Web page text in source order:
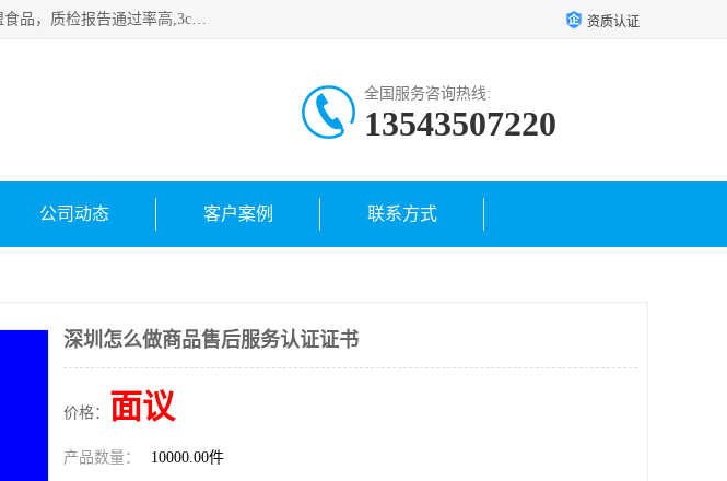
深圳万检通科技有限公司专注深圳CE认证，欧盟ce认证，*快捷，一站式全球认证服务团队专注欧盟食品，质检报告通过率高,3c认证优惠，欧盟公告机构授权代理，欢迎咨询 资质认证
全国服务咨询热线:
13543507220
公司动态 客户案例 联系方式
深圳怎么做商品售后服务认证证书
价格： 面议
产品数量： 10000.00件